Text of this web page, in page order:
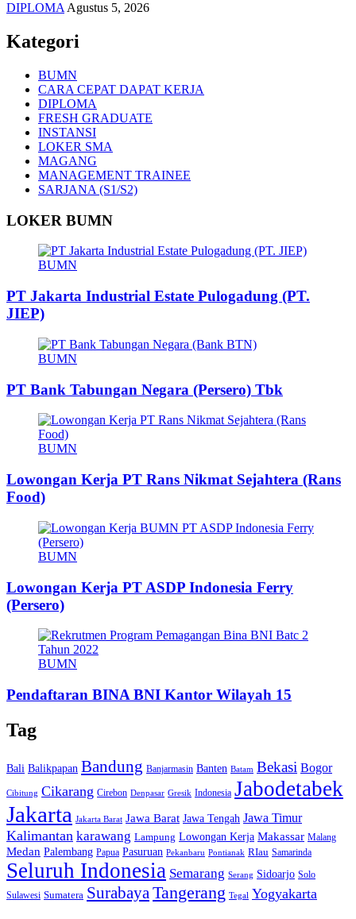
DIPLOMA Agustus 5, 2026
Kategori
BUMN
CARA CEPAT DAPAT KERJA
DIPLOMA
FRESH GRADUATE
INSTANSI
LOKER SMA
MAGANG
MANAGEMENT TRAINEE
SARJANA (S1/S2)
LOKER BUMN
BUMN
PT Jakarta Industrial Estate Pulogadung (PT.
JIEP)
BUMN
PT Bank Tabungan Negara (Persero) Tbk
BUMN
Lowongan Kerja PT Rans Nikmat Sejahtera (Rans
Food)
BUMN
Lowongan Kerja PT ASDP Indonesia Ferry
(Persero)
BUMN
Pendaftaran BINA BNI Kantor Wilayah 15
Tag
Bali Balikpapan Bandung Banjarmasin Banten Batam Bekasi Bogor
Cibitung Cikarang Cirebon Denpasar Gresik Indonesia Jabodetabek
Jakarta Jakarta Barat Jawa Barat Jawa Tengah Jawa Timur
Kalimantan karawang Lampung Lowongan Kerja Makassar Malang
Medan Palembang Papua Pasuruan Pekanbaru Pontianak RIau Samarinda
Seluruh Indonesia Semarang Serang Sidoarjo Solo
Sulawesi Sumatera Surabaya Tangerang Tegal Yogyakarta